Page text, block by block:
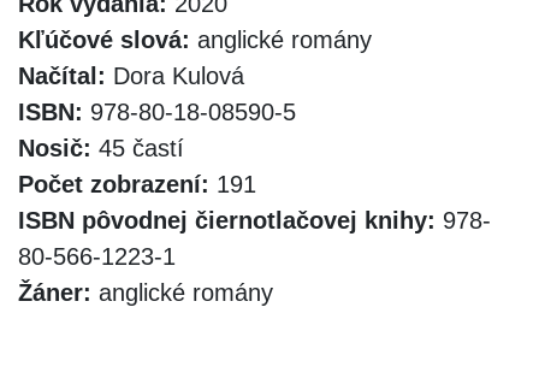
Kľúčové slová: anglické romány
Načítal: Dora Kulová
ISBN: 978-80-18-08590-5
Nosič: 45 častí
Počet zobrazení: 191
ISBN pôvodnej čiernotlačovej knihy: 978-
80-566-1223-1
Žáner: anglické romány